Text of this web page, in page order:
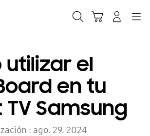
utilizar el
en tu
Samsung
: ago. 29. 2024